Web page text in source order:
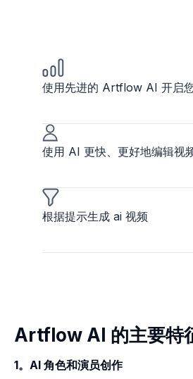
使用先进的 Artflow AI 开启
使用 AI 更快、更好地编辑视
根据提示生成 ai 视频
Artflow AI 的主要特
1。AI 角色和演员创作